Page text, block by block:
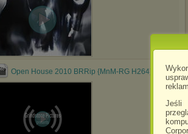
Jeśli
Open House 2010 BRRip {MnM-RG H264}.mp4